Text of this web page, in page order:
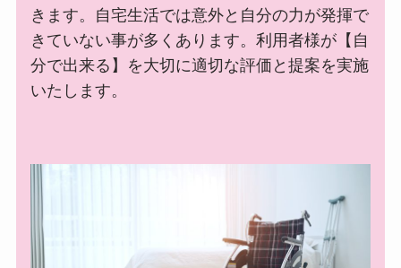
きます。自宅生活では意外と自分の力が発揮で
きていない事が多くあります。利用者様が【自
分で出来る】を大切に適切な評価と提案を実施
いたします。